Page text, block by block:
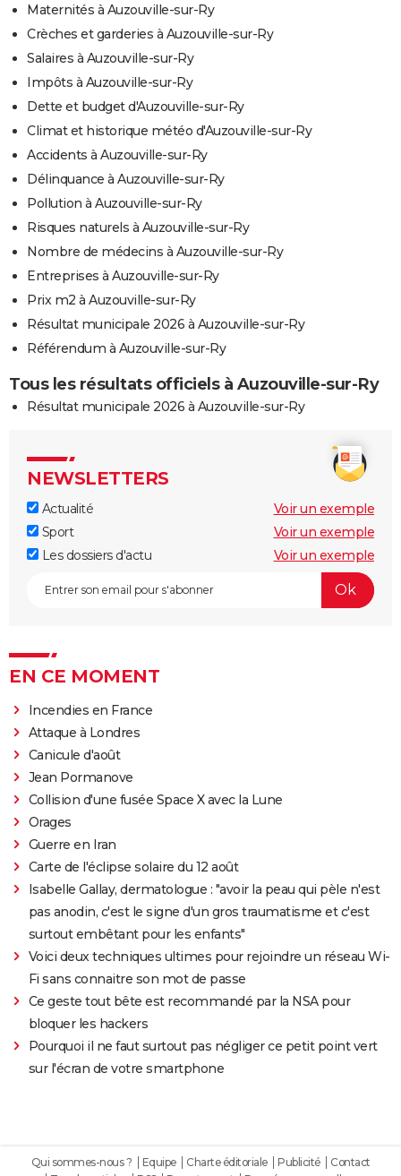
Maternités à Auzouville-sur-Ry
Crèches et garderies à Auzouville-sur-Ry
Salaires à Auzouville-sur-Ry
Impôts à Auzouville-sur-Ry
Dette et budget d'Auzouville-sur-Ry
Climat et historique météo d'Auzouville-sur-Ry
Accidents à Auzouville-sur-Ry
Délinquance à Auzouville-sur-Ry
Pollution à Auzouville-sur-Ry
Risques naturels à Auzouville-sur-Ry
Nombre de médecins à Auzouville-sur-Ry
Entreprises à Auzouville-sur-Ry
Prix m2 à Auzouville-sur-Ry
Résultat municipale 2026 à Auzouville-sur-Ry
Référendum à Auzouville-sur-Ry
Tous les résultats officiels à Auzouville-sur-Ry
Résultat municipale 2026 à Auzouville-sur-Ry
NEWSLETTERS
Actualité
Voir un exemple
Sport
Voir un exemple
Les dossiers d'actu
Voir un exemple
EN CE MOMENT
Incendies en France
Attaque à Londres
Canicule d'août
Jean Pormanove
Collision d'une fusée Space X avec la Lune
Orages
Guerre en Iran
Carte de l'éclipse solaire du 12 août
Isabelle Gallay, dermatologue : "avoir la peau qui pèle n'est
pas anodin, c'est le signe d'un gros traumatisme et c'est
surtout embêtant pour les enfants"
Voici deux techniques ultimes pour rejoindre un réseau Wi-
Fi sans connaitre son mot de passe
Ce geste tout bête est recommandé par la NSA pour
bloquer les hackers
Pourquoi il ne faut surtout pas négliger ce petit point vert
sur l'écran de votre smartphone
Qui sommes-nous ? Equipe Charte éditoriale Publicité
Contact